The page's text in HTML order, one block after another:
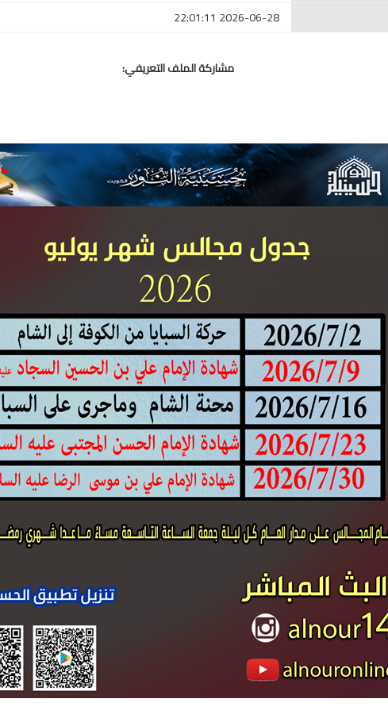
2026-06-28 22:01:11
مشاركة الملف التعريفي: